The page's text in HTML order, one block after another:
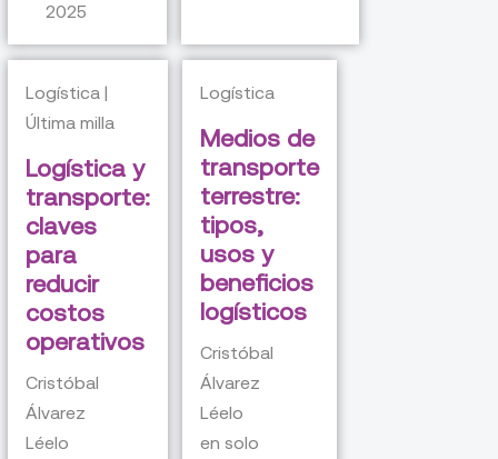
2025
Logística |
Última milla
Logística y
transporte:
claves
para
reducir
costos
operativos
Cristóbal
Álvarez
Léelo
Logística
Medios de
transporte
terrestre:
tipos,
usos y
beneficios
logísticos
Cristóbal
Álvarez
Léelo
en solo